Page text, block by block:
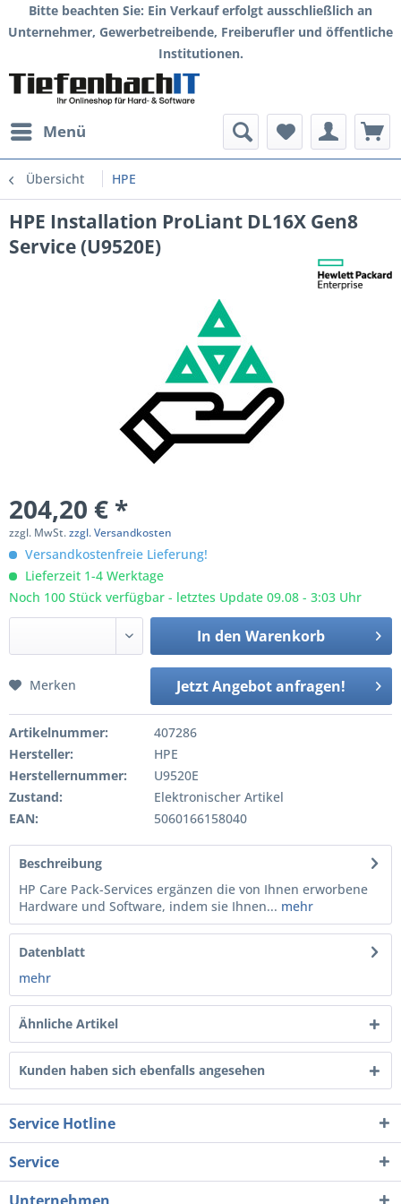
Bitte beachten Sie: Ein Verkauf erfolgt ausschließlich an
Unternehmer, Gewerbetreibende, Freiberufler und öffentliche
Institutionen.
Menü
Übersicht HPE
HPE Installation ProLiant DL16X Gen8
Service (U9520E)
204,20 € *
zzgl. MwSt.zzgl. Versandkosten
Versandkostenfreie Lieferung!
Lieferzeit 1-4 Werktage
Noch 100 Stück verfügbar - letztes Update 09.08 - 3:03 Uhr
In den Warenkorb
Jetzt Angebot anfragen!
Merken
Artikelnummer:
407286
Hersteller:
HPE
Herstellernummer:
U9520E
Zustand:
Elektronischer Artikel
EAN:
5060166158040
Beschreibung
HP Care Pack-Services ergänzen die von Ihnen erworbene
Hardware und Software, indem sie Ihnen... mehr
Datenblatt
mehr
Ähnliche Artikel
Kunden haben sich ebenfalls angesehen
Service Hotline
Service